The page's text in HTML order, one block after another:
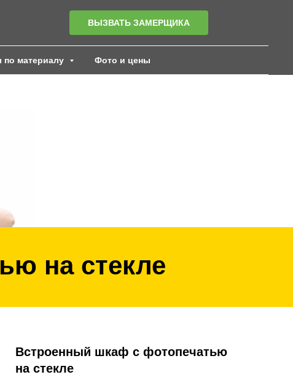
ВЫЗВАТЬ ЗАМЕРЩИКА
материалу Фото и цены
на стекле
Встроенный шкаф с фотопечатью
на стекле